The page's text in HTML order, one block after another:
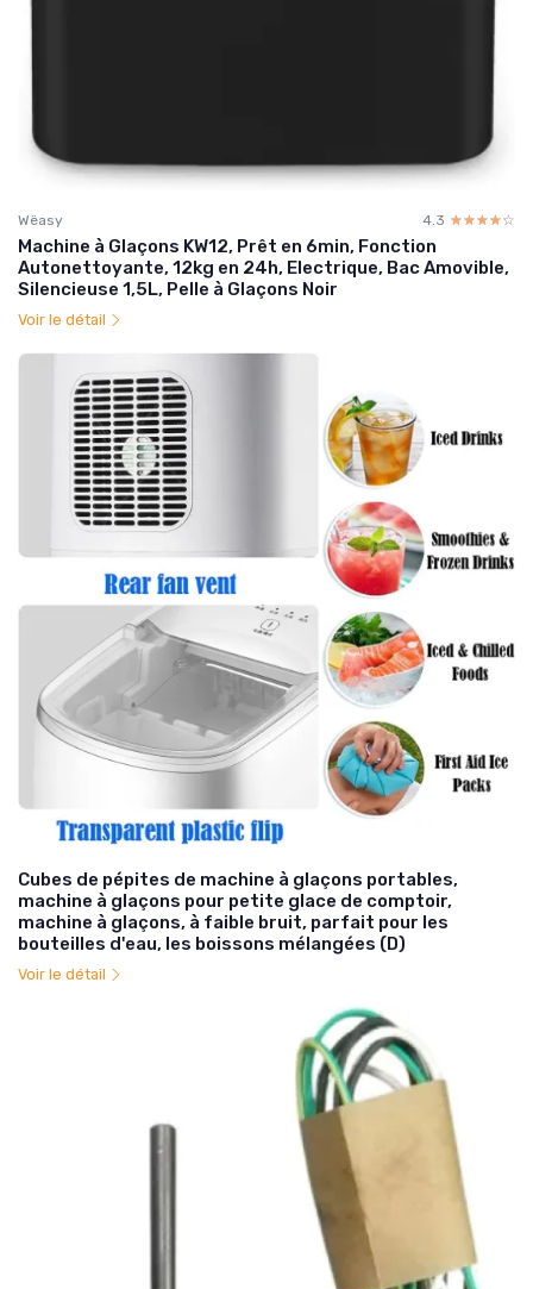
Wëasy 4.3 ☆☆☆☆☆
★★★★★
Machine à Glaçons KW12, Prêt en 6min, Fonction
Autonettoyante, 12kg en 24h, Electrique, Bac Amovible,
Silencieuse 1,5L, Pelle à Glaçons Noir
Voir le détail
Cubes de pépites de machine à glaçons portables,
machine à glaçons pour petite glace de comptoir,
machine à glaçons, à faible bruit, parfait pour les
bouteilles d'eau, les boissons mélangées (D)
Voir le détail